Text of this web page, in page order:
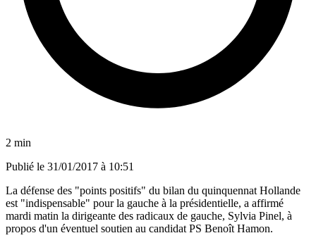
2 min
Publié le 31/01/2017 à 10:51
La défense des "points positifs" du bilan du quinquennat Hollande
est "indispensable" pour la gauche à la présidentielle, a affirmé
mardi matin la dirigeante des radicaux de gauche, Sylvia Pinel, à
propos d'un éventuel soutien au candidat PS Benoît Hamon.